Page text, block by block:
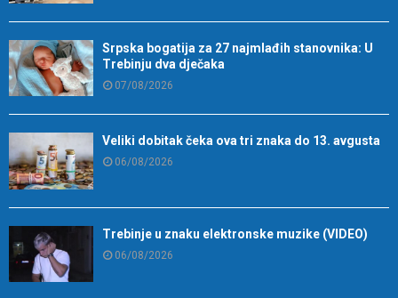
Srpska bogatija za 27 najmlađih stanovnika: U
Trebinju dva dječaka
07/08/2026
Veliki dobitak čeka ova tri znaka do 13. avgusta
06/08/2026
Trebinje u znaku elektronske muzike (VIDEO)
06/08/2026